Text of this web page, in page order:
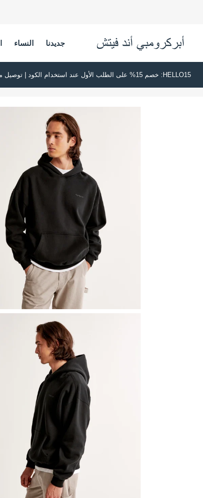
جديدنا النساء
HELLO15: خصم 15% على الطلب الأول عند استخدام الكود | توصيل مجاني على جميع الطلبات بقيمة 500 ريال سعودي أو أكثر | اشترِ الآن وادفع لاحقًا عبر تابي وتمارا